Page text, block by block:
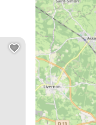
Ajouter cette